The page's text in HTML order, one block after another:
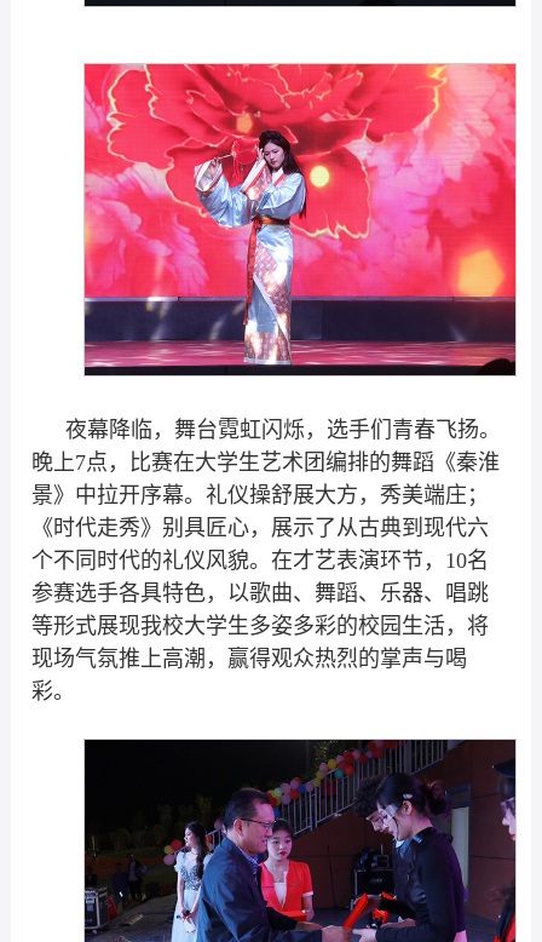
夜幕降临，舞台霓虹闪烁，选手们青春飞扬。
晚上7点，比赛在大学生艺术团编排的舞蹈《秦淮
景》中拉开序幕。礼仪操舒展大方，秀美端庄；
《时代走秀》别具匠心，展示了从古典到现代六
个不同时代的礼仪风貌。在才艺表演环节，10名
参赛选手各具特色，以歌曲、舞蹈、乐器、唱跳
等形式展现我校大学生多姿多彩的校园生活，将
现场气氛推上高潮，赢得观众热烈的掌声与喝
彩。